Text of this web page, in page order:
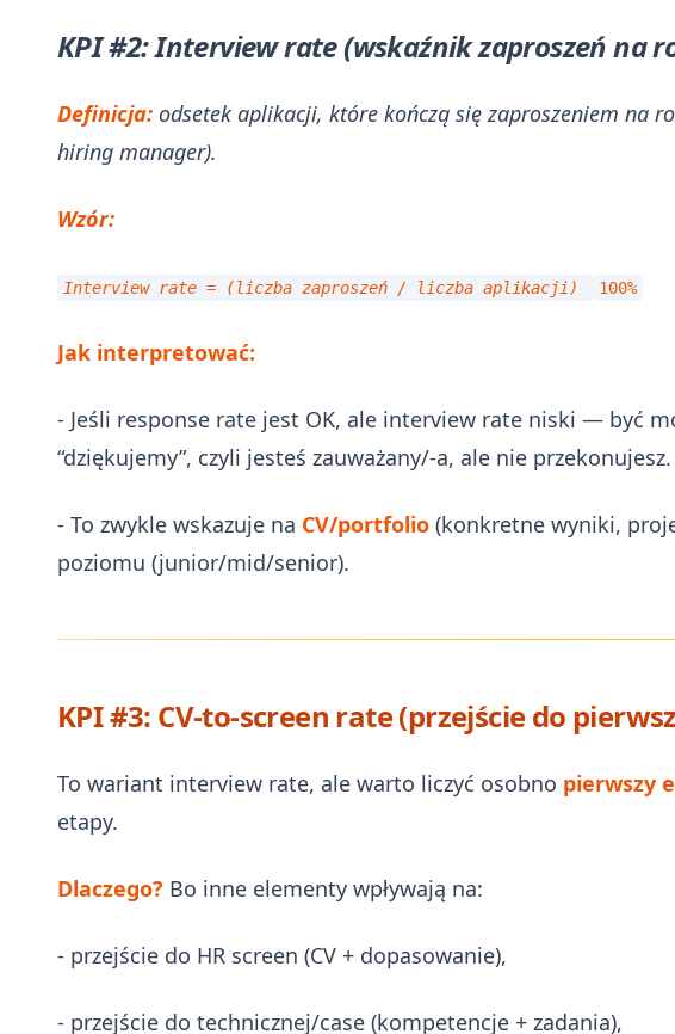
KPI #2: Interview rate (wskaźnik zaproszeń na
Definicja: odsetek aplikacji, które kończą się zaproszeniem na
hiring manager).
Wzór:
Interview rate = (liczba zaproszeń / liczba aplikacji) 100%
Jak interpretować:
- Jeśli response rate jest OK, ale interview rate niski — być
“dziękujemy”, czyli jesteś zauważany/-a, ale nie przekonujesz.
- To zwykle wskazuje na CV/portfolio (konkretne wyniki,
poziomu (junior/mid/senior).
KPI #3: CV-to-screen rate (przejście do
To wariant interview rate, ale warto liczyć osobno pierwszy
etapy.
Dlaczego? Bo inne elementy wpływają na:
- przejście do HR screen (CV + dopasowanie),
- przejście do technicznej/case (kompetencje + zadania),